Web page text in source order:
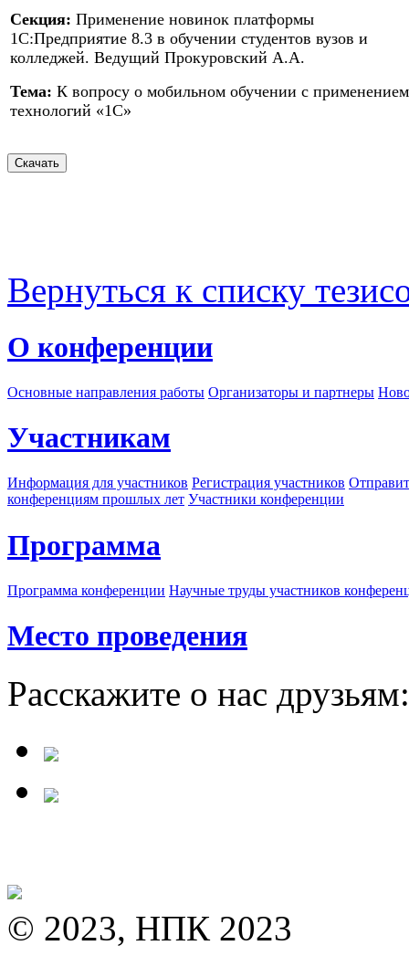
Секция: Применение новинок платформы
1С:Предприятие 8.3 в обучении студентов вузов и
колледжей. Ведущий Прокуровский А.А.
Тема: К вопросу о мобильном обучении с применением
технологий «1С»
Вернуться к списку
О конференции
Основные направления работы Организаторы и партнеры
Участникам
Информация для участников Регистрация участников
конференциям прошлых лет Участники конференции
Программа
Программа конференции Научные труды участников
Место проведения
Расскажите о нас друзьям:
© 2023, НПК 2023